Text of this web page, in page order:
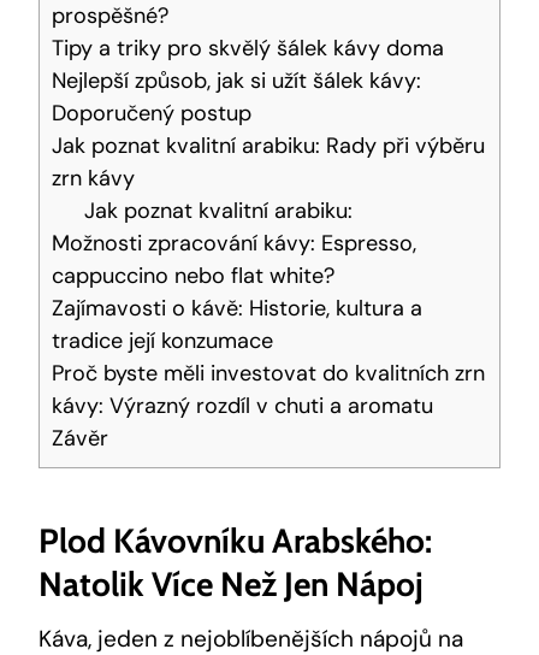
prospěšné?
Tipy a triky pro skvělý šálek kávy doma
Nejlepší způsob, jak si užít šálek kávy:
Doporučený postup
Jak poznat kvalitní arabiku: Rady při výběru
zrn kávy
Jak poznat kvalitní arabiku:
Možnosti zpracování kávy: Espresso,
cappuccino nebo flat white?
Zajímavosti o kávě: Historie, kultura a
tradice její konzumace
Proč byste měli investovat do kvalitních zrn
kávy: Výrazný rozdíl v chuti a aromatu
Závěr
Plod Kávovníku Arabského:
Natolik Více Než Jen Nápoj
Káva, jeden z nejoblíbenějších nápojů na